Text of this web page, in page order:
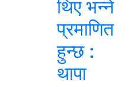
थिए भन्ने
प्रमाणित
हुन्छ :
थापा